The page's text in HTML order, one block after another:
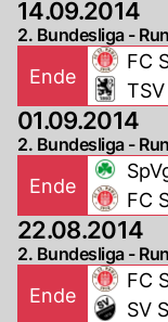
14.09.2014
2. Bundesliga -
Ende
FC
01.09.2014
2. Bundesliga -
Ende
FC
22.08.2014
2. Bundesliga -
Ende
FC
SV